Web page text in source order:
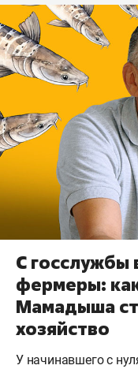
С госслужбы
фермеры:
Мамадыша
хозяйство
У начинавшего с